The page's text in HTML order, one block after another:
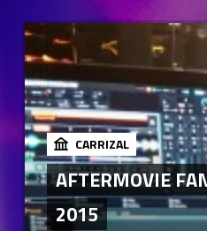
CARRIZAL
AFTERMOVIE
2015